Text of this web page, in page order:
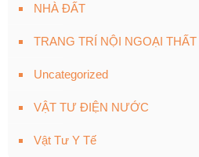
NHÀ ĐẤT
TRANG TRÍ NỘI NGOẠI THẤT
Uncategorized
VẬT TƯ ĐIỆN NƯỚC
Vật Tư Y Tế